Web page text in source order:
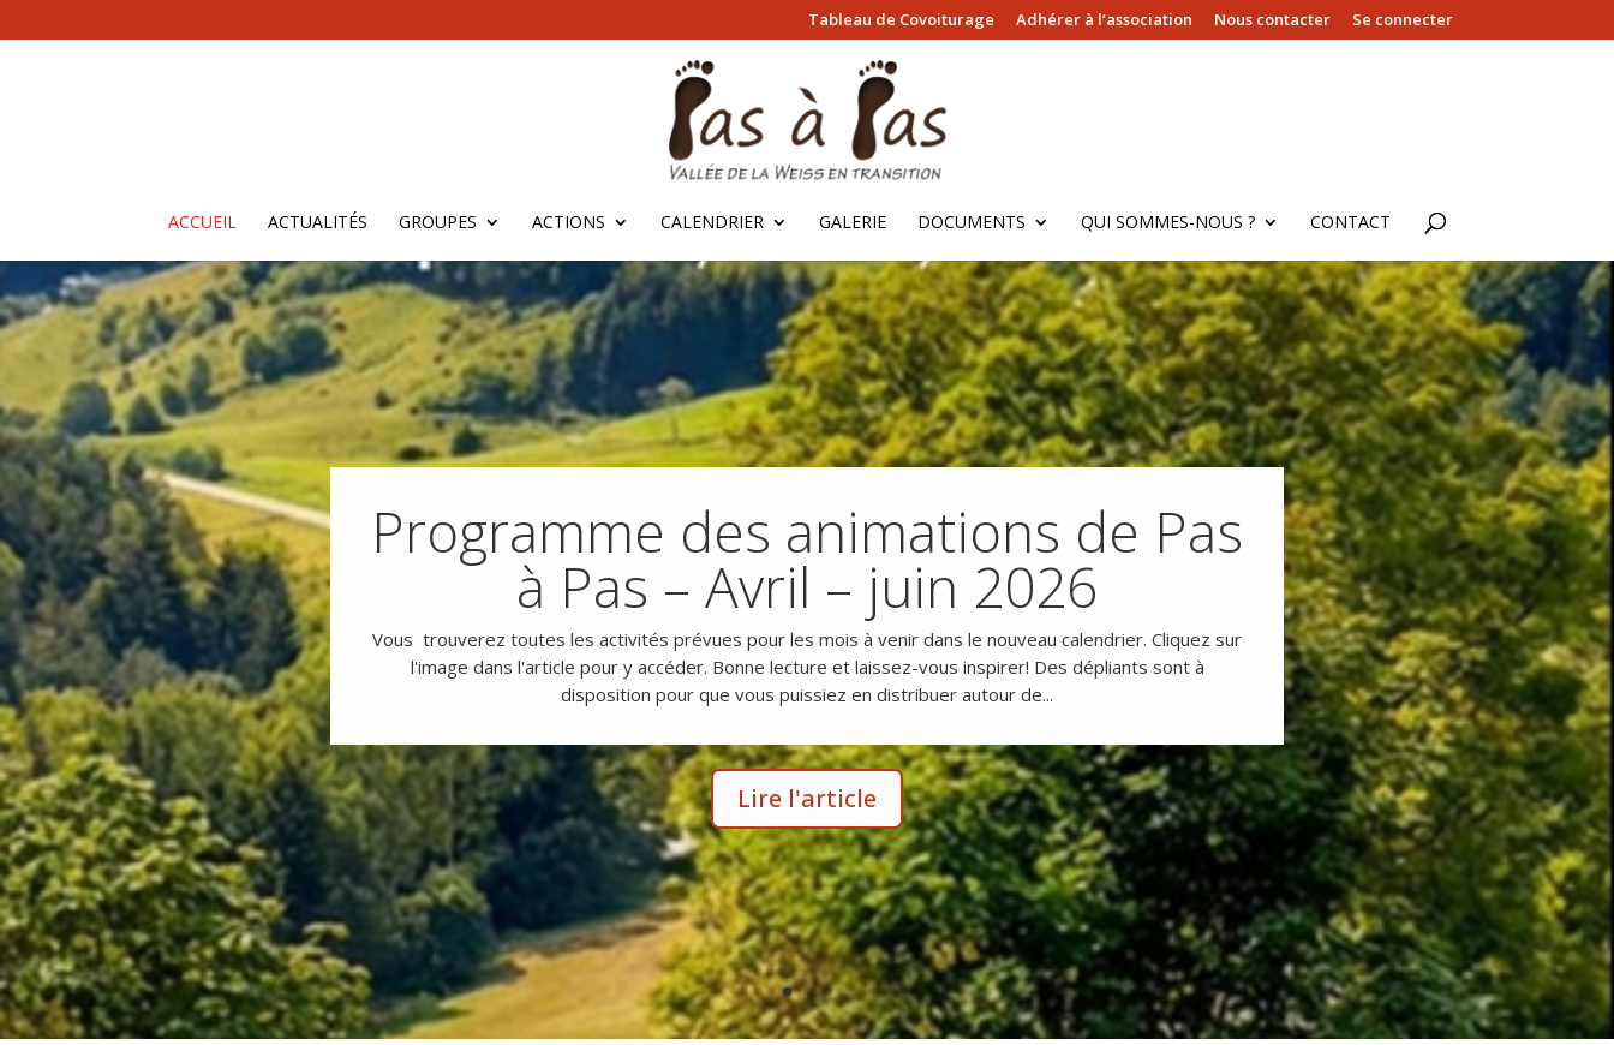
Tableau de Covoiturage Adhérer à l’association Nous contacter Se connecter
ACCUEIL ACTUALITÉS GROUPES ACTIONS CALENDRIER GALERIE DOCUMENTS QUI SOMMES-NOUS ? CONTACT
Programme des animations de Pas
à Pas – Avril – juin 2026
Vous trouverez toutes les activités prévues pour les mois à venir dans le nouveau calendrier. Cliquez sur
l'image dans l'article pour y accéder. Bonne lecture et laissez-vous inspirer! Des dépliants sont à
disposition pour que vous puissiez en distribuer autour de...
Lire l'article